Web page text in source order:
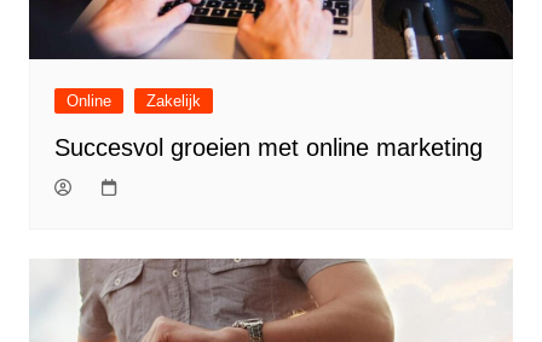
Online Zakelijk
Succesvol groeien met online marketing